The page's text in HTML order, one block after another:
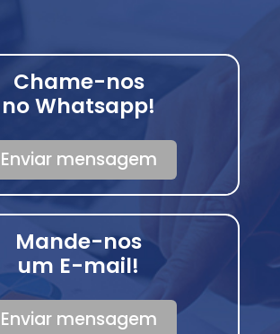
Chame-nos
no Whatsapp!
Enviar mensagem
Mande-nos
um E-mail!
Enviar mensagem